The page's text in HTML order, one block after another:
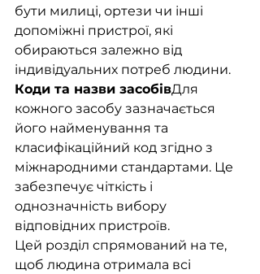
бути милиці, ортези чи інші
допоміжні пристрої, які
обираються залежно від
індивідуальних потреб людини.
Коди та назви засобівДля
кожного засобу зазначається
його найменування та
класифікаційний код згідно з
міжнародними стандартами. Це
забезпечує чіткість і
однозначність вибору
відповідних пристроїв.
Цей розділ спрямований на те,
щоб людина отримала всі